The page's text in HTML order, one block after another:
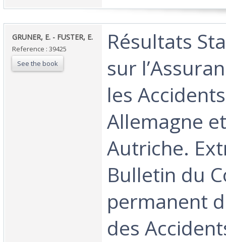
‎GRUNER, E. - FUSTER, E.‎
Reference : 39425
See the book
‎Résultats
sur
les
Allemagne
Autriche.
Bulletin du
permanent
des